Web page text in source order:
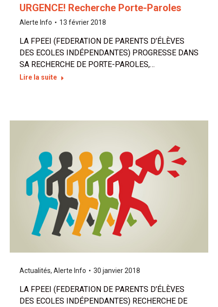
URGENCE! Recherche Porte-Paroles
Alerte Info 13 février 2018
LA FPEEI (FEDERATION DE PARENTS D’ÉLÈVES
DES ECOLES INDÉPENDANTES) PROGRESSE DANS
SA RECHERCHE DE PORTE-PAROLES,…
Lire la suite
Actualités, Alerte Info 30 janvier 2018
LA FPEEI (FEDERATION DE PARENTS D’ÉLÈVES
DES ECOLES INDÉPENDANTES) RECHERCHE DE